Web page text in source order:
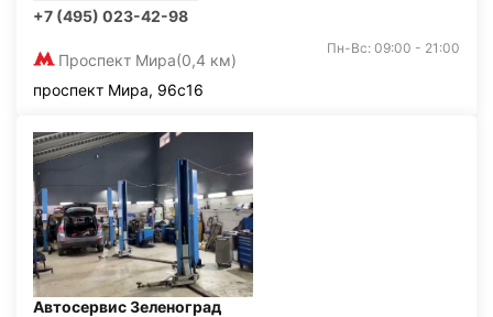
+7 (495) 023-42-98
Проспект Мира(0,4 км)
Пн-Вс: 09:00 - 21:00
проспект Мира, 96с16
Автосервис Зеленоград